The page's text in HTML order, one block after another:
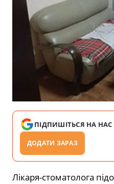
ПІДПИШІТЬСЯ НА НАС
ДОДАТИ ЗАРАЗ
Лікаря-стоматолога